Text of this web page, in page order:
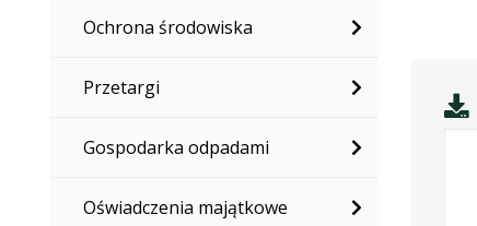
Ochrona środowiska
Przetargi
Gospodarka odpadami
Oświadczenia majątkowe